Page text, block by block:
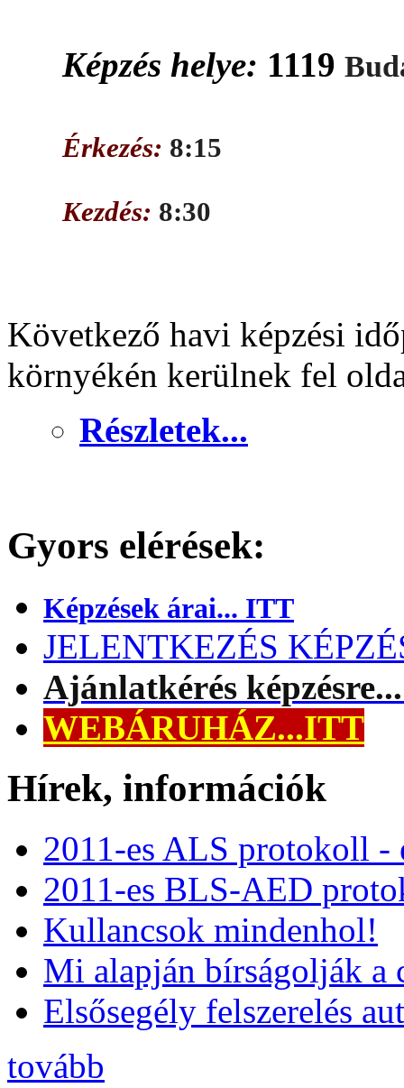
Képzés helye: 1119
Érkezés: 8:15
Kezdés: 8:30
Következő havi képzési
környékén kerülnek fel
Részletek...
Gyors elérések:
Képzések árai... ITT
JELENTKEZÉS
Ajánlatkérés
WEBÁRUHÁZ...ITT
Hírek, információk
2011-es ALS protokoll -
2011-es BLS-AED
Kullancsok mindenhol!
Mi alapján bírságolják a
Elsősegély felszerelés
tovább